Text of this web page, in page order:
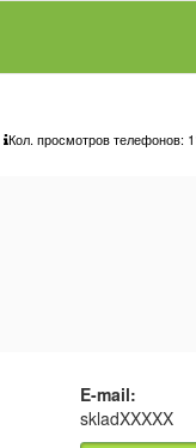
Кол. просмотров телефонов:
E-mail:
skladXXXXX